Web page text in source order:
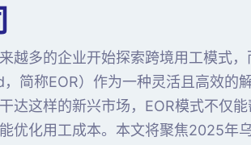
越多的企业开始探索跨境用工模式，
简称EOR）作为一种灵活且高效的
达这样的新兴市场，EOR模式不仅能
优化用工成本。本文将聚焦2025年